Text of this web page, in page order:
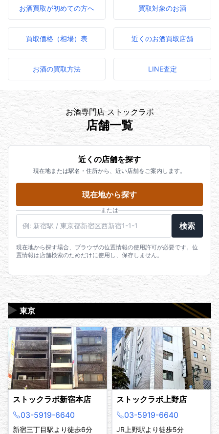
お酒買取が初めての方へ 買取対象のお酒
買取価格（相場）表 近くのお酒買取店舗
お酒の買取方法 LINE査定
お酒専門店 ストックラボ
店舗一覧
近くの店舗を探す
現在地または駅名・住所から、近い店舗をご案内します。
現在地から探す
または
検索
現在地から探す場合、ブラウザの位置情報の使用許可が必要です。位
置情報は店舗検索のためだけに使用し、保存しません。
東京
▶
ストックラボ新宿本店
03-5919-6640
新宿三丁目駅より徒歩6分
ストックラボ上野店
03-5919-6640
JR上野駅より徒歩5分